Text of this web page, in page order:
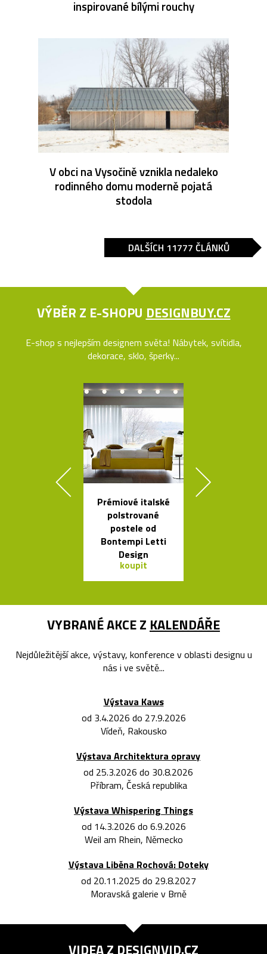
inspirované bílými rouchy
V obci na Vysočině vznikla nedaleko
rodinného domu moderně pojatá
stodola
DALŠÍCH 11777 ČLÁNKŮ
VÝBĚR Z E-SHOPU DESIGNBUY.CZ
E-shop s nejlepším designem světa! Nábytek, svítidla,
dekorace, sklo, šperky...
Prémiové italské
polstrované
postele od
Bontempi Letti
Design
koupit
VYBRANÉ AKCE Z KALENDÁŘE
Nejdůležitější akce, výstavy, konference v oblasti designu u
nás i ve světě...
Výstava Kaws
od 3.4.2026 do 27.9.2026
Vídeň, Rakousko
Výstava Architektura opravy
od 25.3.2026 do 30.8.2026
Příbram, Česká republika
Výstava Whispering Things
od 14.3.2026 do 6.9.2026
Weil am Rhein, Německo
Výstava Liběna Rochová: Doteky
od 20.11.2025 do 29.8.2027
Moravská galerie v Brně
VIDEA Z DESIGNVID.CZ